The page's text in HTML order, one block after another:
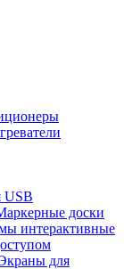
USB
доски
для